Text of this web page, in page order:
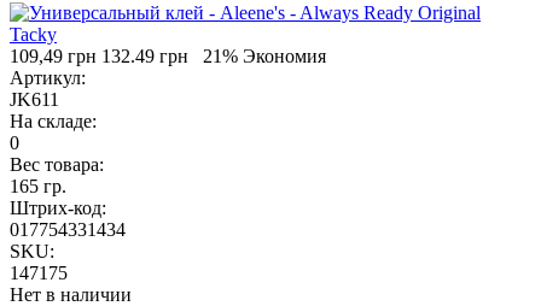
109,49 грн 132.49 грн
21% Экономия
Артикул:
JK611
На складе:
0
Вес товара:
165 гр.
Штрих-код:
017754331434
SKU:
147175
Нет в наличии